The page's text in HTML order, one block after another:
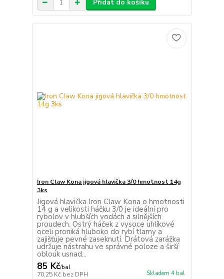
Přidat do košíku
Iron Claw Kona jigová hlavička 3/0 hmotnost 14g
3ks
Jigová hlavička Iron Claw Kona o hmotnosti
14 g a velikosti háčku 3/0 je ideální pro
rybolov v hlubších vodách a silnějších
proudech. Ostrý háček z vysoce uhlíkové
oceli proniká hluboko do rybí tlamy a
zajišťuje pevné zaseknutí. Drátová zarážka
udržuje nástrahu ve správné poloze a širší
oblouk usnad...
85 Kč/bal
70,25 Kč bez DPH Skladem 4 bal